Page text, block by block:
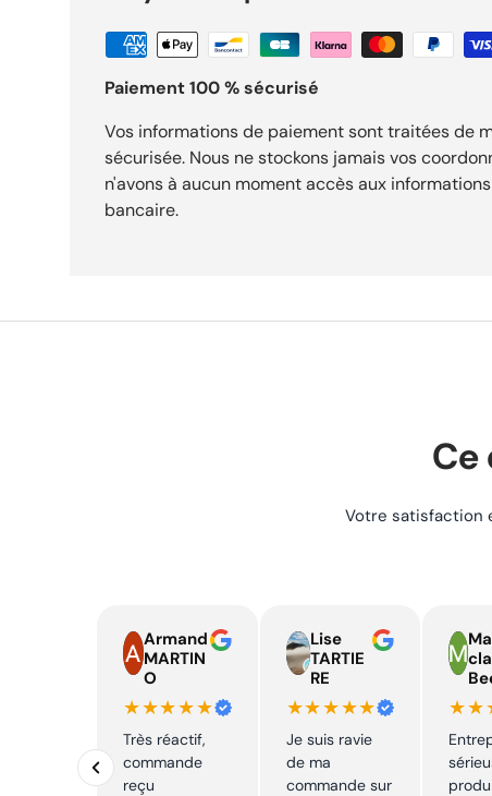
acceptés sous 30 jours.
Paiement 100 % sécurisé
Vos informations de paiement sont traitées de
sécurisée. Nous ne stockons jamais vos
n'avons à aucun moment accès aux
bancaire.
Ce
Votre satisfaction
Armand
MARTIN
O
★★★★★
Très réactif,
commande
reçu
Lise
TARTIE
RE
★★★★★
Je suis ravie
de ma
commande sur